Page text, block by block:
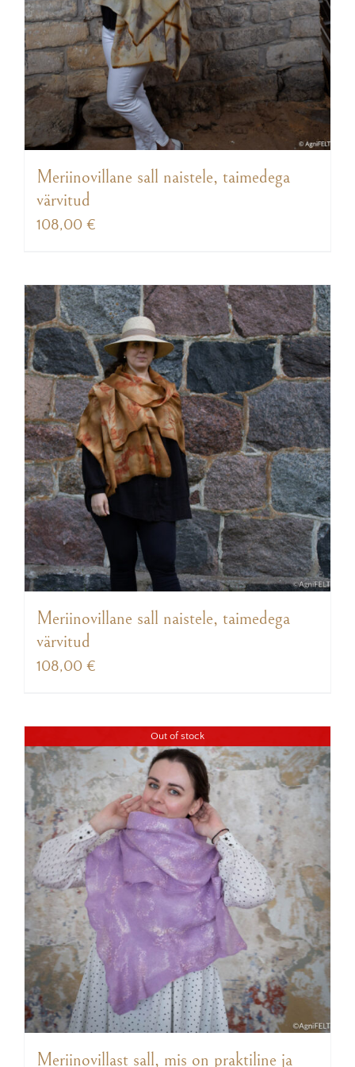
Meriinovillane sall naistele, taimedega
värvitud
108,00 €
Meriinovillane sall naistele, taimedega
värvitud
108,00 €
Out of stock
Meriinovillast sall, mis on praktiline ja